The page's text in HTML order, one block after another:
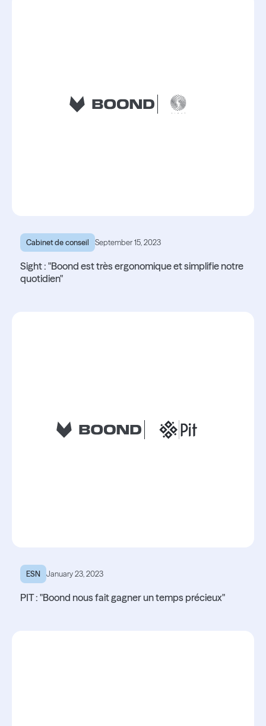
Cabinet de conseil September 15, 2023
Sight : "Boond est très ergonomique et simplifie notre
quotidien"
ESN January 23, 2023
PIT : "Boond nous fait gagner un temps précieux"